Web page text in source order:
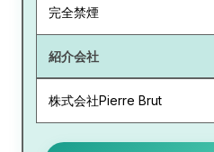
完全禁煙
紹介会社
株式会社Pierre Brut